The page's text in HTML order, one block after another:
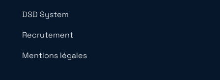
DSD System
Recrutement
Mentions légales